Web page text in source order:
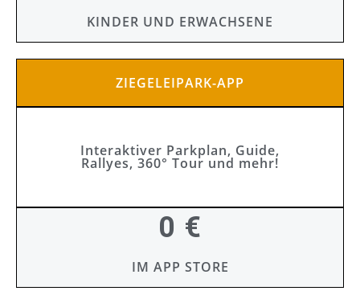
KINDER UND ERWACHSENE
ZIEGELEIPARK-APP
Interaktiver Parkplan, Guide,
Rallyes, 360° Tour und mehr!
0 €
IM APP STORE